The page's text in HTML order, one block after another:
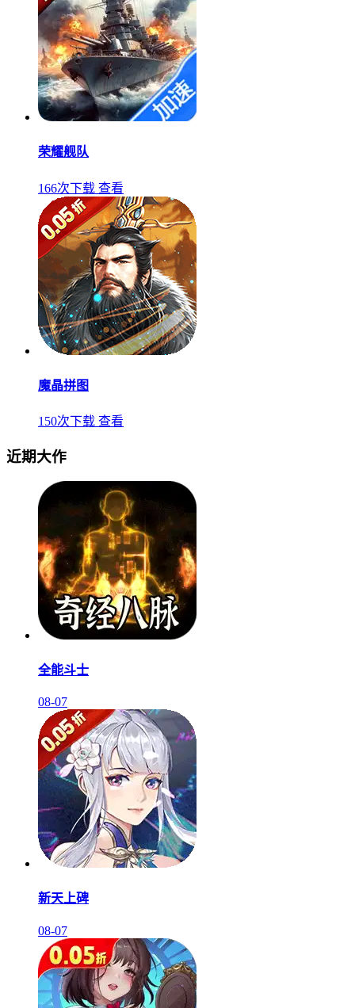
荣耀舰队
166次下载 查看
魔晶拼图
150次下载 查看
近期大作
全能斗士
08-07
新天上碑
08-07